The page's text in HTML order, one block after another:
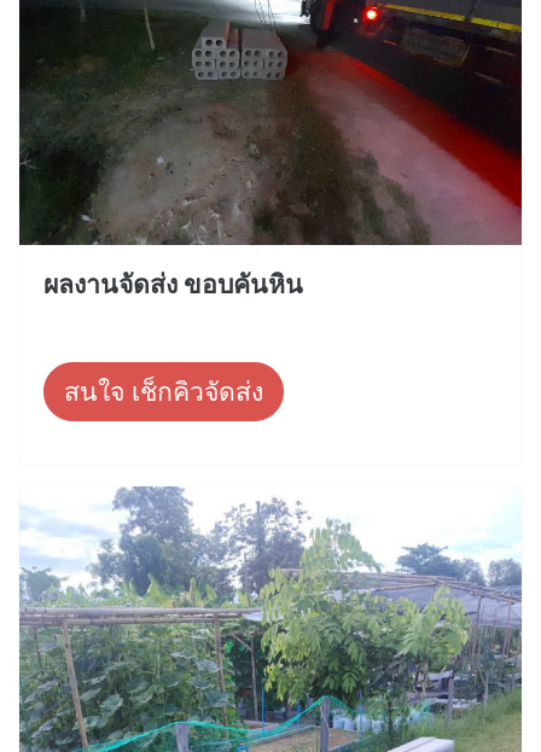
ผลงานจัดส่ง ขอบคันหิน
สนใจ เช็กคิวจัดส่ง